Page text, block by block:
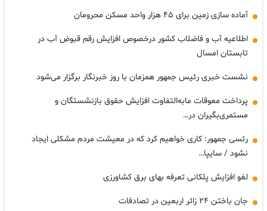
آماده سازی زمین برای ۴۵ هزار واحد مسکن محرومان
اطلاعیه آب و فاضلاب کشور درخصوص افزایش رقم قبوض آب در
تابستان امسال
نشست خبری رئیس جمهور همزمان با روز خبرنگار برگزار می‌شود
پرداخت معوقات مابه‌التفاوت افزایش حقوق بازنشستگان و
مستمری‌بگیران در…
رئسی جمهور: کاری خواهیم کرد که در معیشت مردم مشکلی ایجاد
نشود / سایپا…
لغو افزایش پلکانی تعرفه بهای برق کشاورزی
جان باختن ۲۴ زائر اربعین در تصادفات